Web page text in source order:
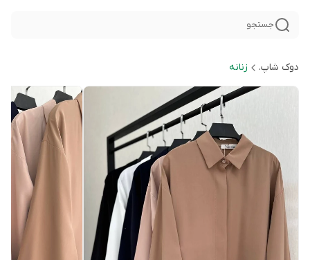
جستجو
دوک شاپ. زنانه